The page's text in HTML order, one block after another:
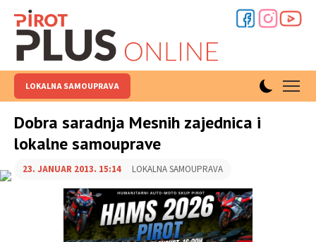
LOKALNA SAMOUPRAVA
Dobra saradnja Mesnih zajednica i
lokalne samouprave
23. JANUAR 2013. 15:14 LOKALNA SAMOUPRAVA